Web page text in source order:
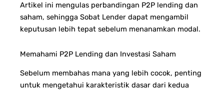
Artikel ini mengulas perbandingan P2P lending dan
saham, sehingga Sobat Lender dapat mengambil
keputusan lebih tepat sebelum menanamkan modal.
Memahami P2P Lending dan Investasi Saham
Sebelum membahas mana yang lebih cocok, penting
untuk mengetahui karakteristik dasar dari kedua